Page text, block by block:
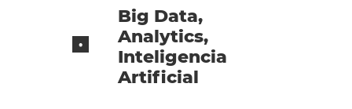
Big Data,
Analytics,
Inteligencia
Artificial